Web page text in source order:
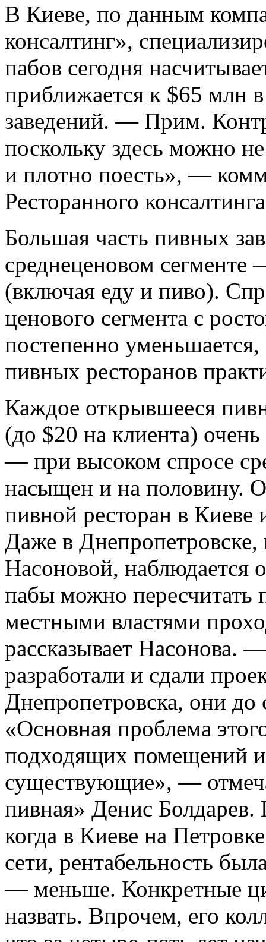
В Киеве, по данным
консалтинг»,
пабов сегодня
приближается к $65 млн
заведений. — Прим.
поскольку здесь можно
и плотно поесть», —
Ресторанного
Большая часть пивных
среднеценовом сегменте
(включая еду и пиво).
ценового сегмента с
постепенно
пивных ресторанов
Каждое открывшееся
(до $20 на клиента)
— при высоком спросе
насыщен и на половину.
пивной ресторан в Киеве
Даже в Днепропетровске,
Насоновой, наблюдается
пабы можно пересчитать
местными властями
рассказывает Насонова.
разработали и сдали
Днепропетровска, они до
«Основная проблема
подходящих помещений и
существующие», —
пивная» Денис Болдарев.
когда в Киеве на
сети, рентабельность
— меньше. Конкретные
назвать. Впрочем, его